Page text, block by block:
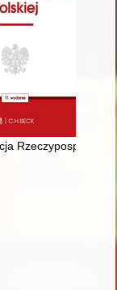
Rzeczypospolitej